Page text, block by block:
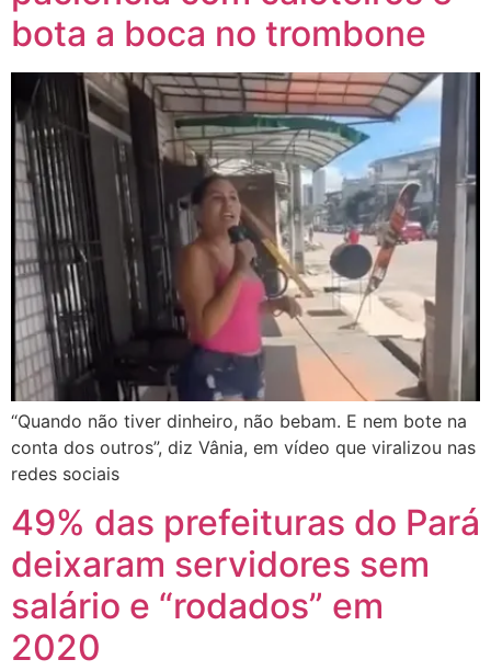
bota a boca no trombone
“Quando não tiver dinheiro, não bebam. E nem bote na
conta dos outros”, diz Vânia, em vídeo que viralizou nas
redes sociais
49% das prefeituras do Pará
deixaram servidores sem
salário e “rodados” em
2020